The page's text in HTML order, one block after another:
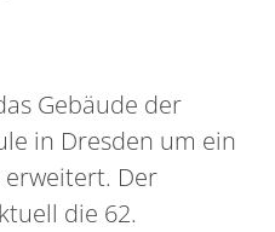
Gebäude der
in Dresden um ein
erweitert. Der
die 62.